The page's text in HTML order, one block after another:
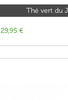
Thé vert du
29,95 €